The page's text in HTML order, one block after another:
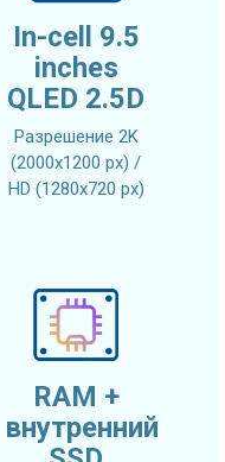
In-cell 9.5
inches
QLED 2.5D
Разрешение 2K
(2000x1200 px) /
HD (1280x720 px)
RAM +
внутренний